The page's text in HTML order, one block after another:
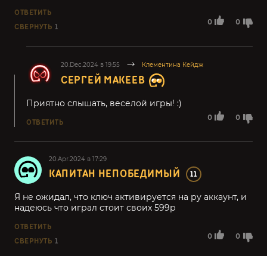
0 0
ОТВЕТИТЬ
СВЕРНУТЬ 1
20.Dec.2024 в 19:55 Клементина Кейдж
СЕРГЕЙ МАКЕЕВ
0 0
Приятно слышать, веселой игры! :)
ОТВЕТИТЬ
20.Apr.2024 в 17:29
КАПИТАН НЕПОБЕДИМЫЙ 11
0 0
Я не ожидал, что ключ активируется на ру аккаунт, и
надеюсь что играл стоит своих 599р
ОТВЕТИТЬ
СВЕРНУТЬ 1